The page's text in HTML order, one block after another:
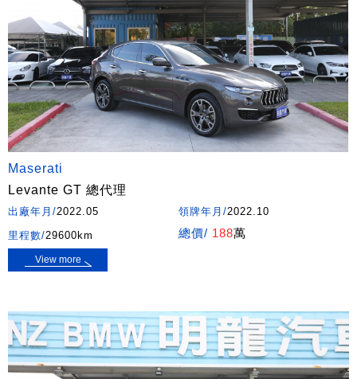
Maserati
Levante GT 總代理
出廠年月/2022.05 領牌年月/2022.10
里程數/29600km 總價/ 188萬
View more